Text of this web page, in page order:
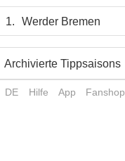
1. Werder Bremen
Archivierte Tippsaisons
DE Hilfe App Fanshop